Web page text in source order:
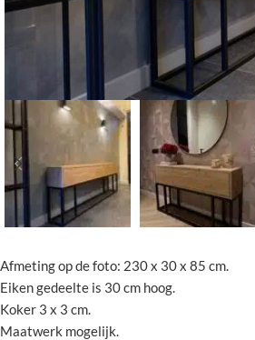
Afmeting op de foto: 230 x 30 x 85 cm.
Eiken gedeelte is 30 cm hoog.
Koker 3 x 3 cm.
Maatwerk mogelijk.